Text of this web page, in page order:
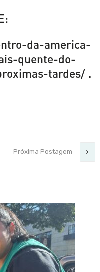
da-america-
quente-do-
tardes/ .
Próxima Postagem